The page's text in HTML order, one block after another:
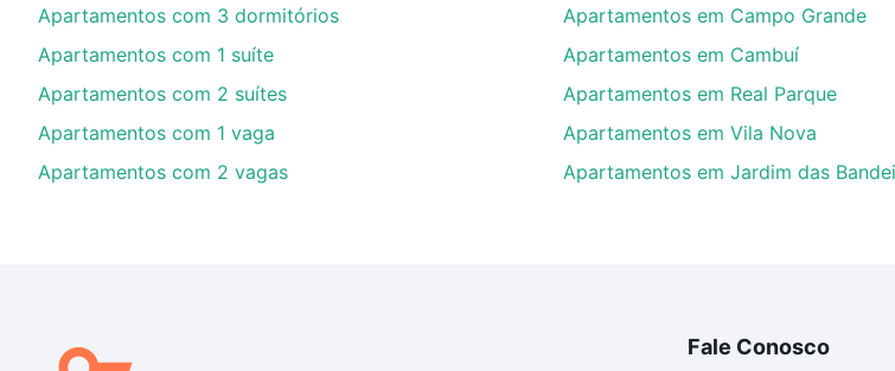
no processo de compra, veja em nosso portal
quanto custa comprar um apartamento e conte
Apartamentos com 3 dormitórios
Apartamentos com 1 suíte
Apartamentos com 2 suítes
Apartamentos com 1 vaga
Apartamentos com 2 vagas
Apartamentos em Campo Grande
Apartamentos em Cambuí
Apartamentos em Real Parque
Apartamentos em Vila Nova
Apartamentos em Jardim das
Fale Conosco